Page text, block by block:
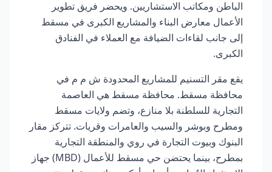
الباطن ومكاتب الاستشاريين. ويحضر فريق تطوير
الأعمال معارض البناء والمشاريع الكبرى في مسقط
إلى جانب لقاءات الضيافة مع العملاء في الفنادق
الكبرى.
يقع مقر التسنيم للمشاريع المحدودة ش م م في
محافظة مسقط. محافظة مسقط هي العاصمة
التجارية للسلطنة بلا منازع، وتضم ولايات مسقط
ومطرح وبوشر والسيب والعامرات وقريات. تتركز مقار
البنوك وبيوت التجارة في روي والمنطقة التجارية
بمطرح، بينما يحتضن حي مسقط للأعمال (MBD) جهاز